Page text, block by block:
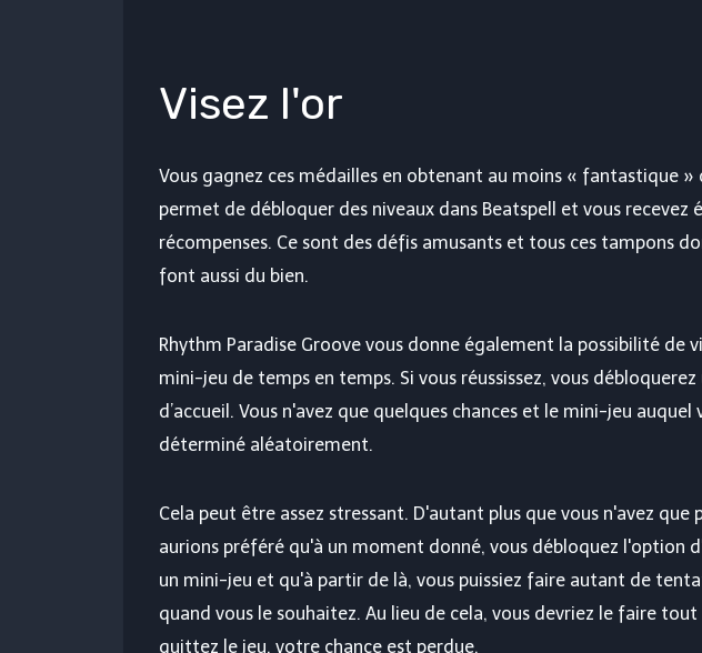
Visez l'or
Vous gagnez ces médailles en obtenant au moins « fantastique »
permet de débloquer des niveaux dans Beatspell et vous recevez
récompenses. Ce sont des défis amusants et tous ces tampons
font aussi du bien.
Rhythm Paradise Groove vous donne également la possibilité de
mini-jeu de temps en temps. Si vous réussissez, vous débloquerez
d’accueil. Vous n'avez que quelques chances et le mini-jeu auquel
déterminé aléatoirement.
Cela peut être assez stressant. D'autant plus que vous n'avez que
aurions préféré qu'à un moment donné, vous débloquez l'option
un mini-jeu et qu'à partir de là, vous puissiez faire autant de
quand vous le souhaitez. Au lieu de cela, vous devriez le faire
quittez le jeu, votre chance est perdue.